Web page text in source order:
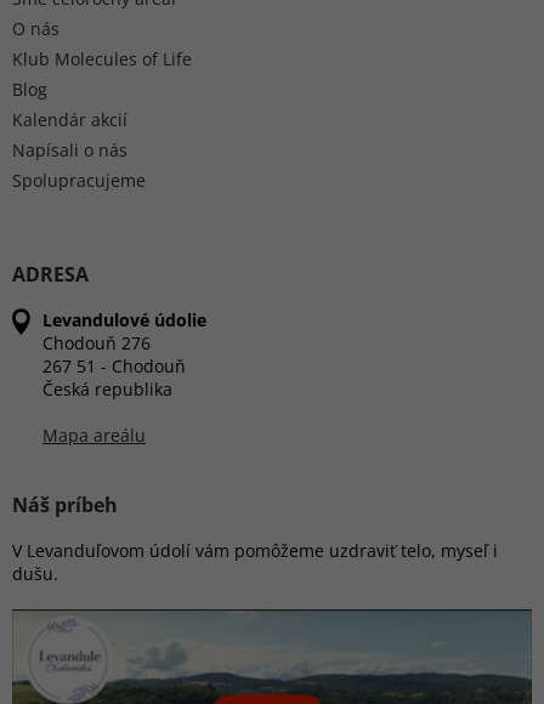
O nás
Klub Molecules of Life
Blog
Kalendár akcií
Napísali o nás
Spolupracujeme
ADRESA
Levandulové údolie
Chodouň 276
267 51 - Chodouň
Česká republika
Mapa areálu
Náš príbeh
V Levanduľovom údolí vám pomôžeme uzdraviť telo, myseľ i
dušu.